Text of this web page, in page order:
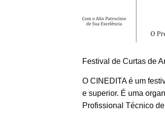
Festival de Curtas de
O CINEDITA é um
e superior. É uma
Profissional Técnico